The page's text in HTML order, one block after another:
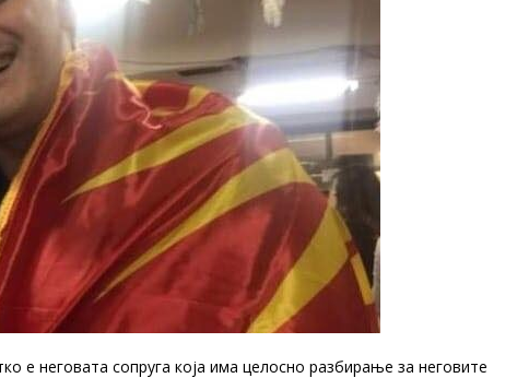
е неговата сопруга која има целосно разбирање за неговите